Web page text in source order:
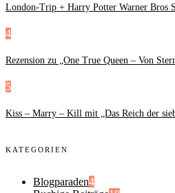
London-Trip + Harry Potter Warner Bros
4
Rezension zu „One True Queen – Von
5
Kiss – Marry – Kill mit „Das Reich der
KATEGORIEN
Blogparaden4